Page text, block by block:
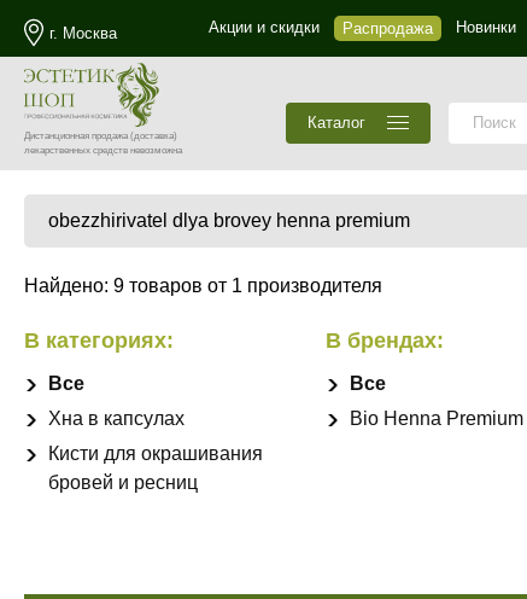
г. Москва Акции и скидки Распродажа Новинки
Дистанционная продажа(доставка)
лекарственных средств невозможна
Каталог
Найдено: 9 товаров от 1 производителя
В категориях:
Все
Хна в капсулах
Кисти для окрашивания
бровей и ресниц
В брендах:
Все
Bio Henna Premium